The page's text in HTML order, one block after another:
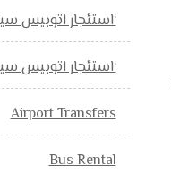
‘استئجار اتوبيس سياحي
‘استئجار اتوبيس سياحي
Airport Transfers
Bus Rental